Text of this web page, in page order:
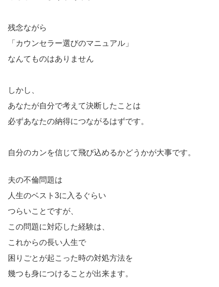
残念ながら
「カウンセラー選びのマニュアル」
なんてものはありません
しかし、
あなたが自分で考えて決断したことは
必ずあなたの納得につながるはずです。
自分のカンを信じて飛び込めるかどうかが大事です。
夫の不倫問題は
人生のベスト3に入るぐらい
つらいことですが、
この問題に対応した経験は、
これからの長い人生で
困りごとが起こった時の対処方法を
幾つも身につけることが出来ます。